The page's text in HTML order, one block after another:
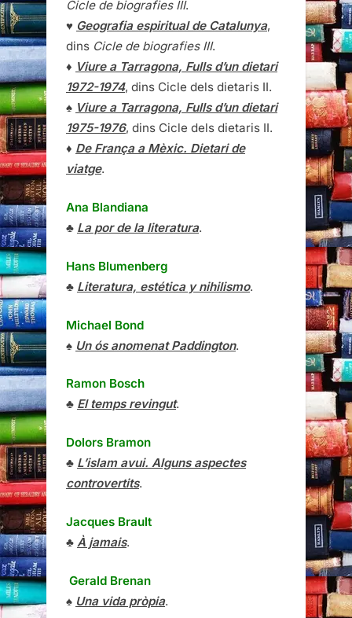
Cicle de biografies III.
♥ Geografia espiritual de Catalunya,
dins Cicle de biografies III.
♦ Viure a Tarragona, Fulls d’un dietari
1972-1974, dins Cicle dels dietaris II.
♠ Viure a Tarragona, Fulls d’un dietari
1975-1976, dins Cicle dels dietaris II.
♦ De França a Mèxic. Dietari de
viatge.
Ana Blandiana
♣ La por de la literatura.
Hans Blumenberg
♣ Literatura, estética y nihilismo.
Michael Bond
♠ Un ós anomenat Paddington.
Ramon Bosch
♣ El temps revingut.
Dolors Bramon
♣ L’islam avui. Alguns aspectes
controvertits.
Jacques Brault
♣ À jamais.
Gerald Brenan
♠ Una vida pròpia.